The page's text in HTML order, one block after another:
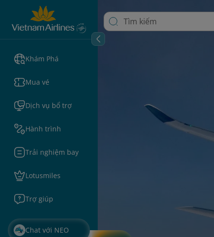
Khám Phá
Mua vé
Dịch vụ bổ trợ
Hành trình
Trải nghiệm bay
Lotusmiles
Trợ giúp
Chat với NEO